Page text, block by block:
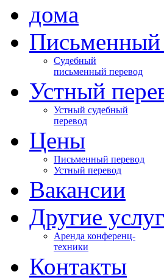
дома
Письменный
Cудебный
письменный перевод
Устный
Устный судебный
перевод
Цены
Письменный перевод
Устный перевод
Вакансии
Другие
Аренда конференц-
техники
Контакты